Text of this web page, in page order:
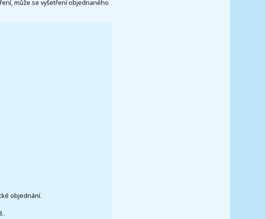
může se vyšetření objednaného
objednání.